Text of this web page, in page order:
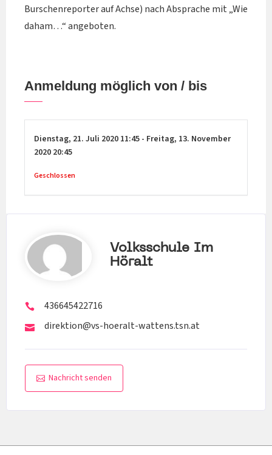
Burschenreporter auf Achse) nach Absprache mit „Wie
daham…“ angeboten.
Anmeldung möglich von / bis
Dienstag, 21. Juli 2020 11:45 - Freitag, 13. November
2020 20:45
Geschlossen
Volksschule Im
Höralt
436645422716
direktion@vs-hoeralt-wattens.tsn.at
Nachricht senden